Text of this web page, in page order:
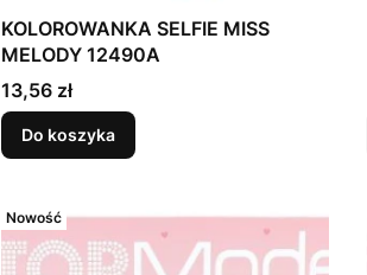
KOLOROWANKA SELFIE MISS
MELODY 12490A
Cena
13,56 zł
Do koszyka
Nowość